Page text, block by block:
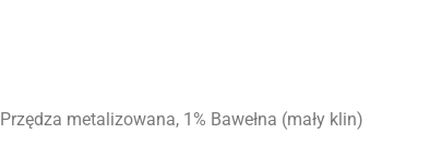
metalizowana, 1% Bawełna (mały klin)